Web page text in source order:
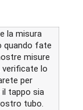
la misura
quando fate
misure
verificate lo
per
il tappo sia
tubo.